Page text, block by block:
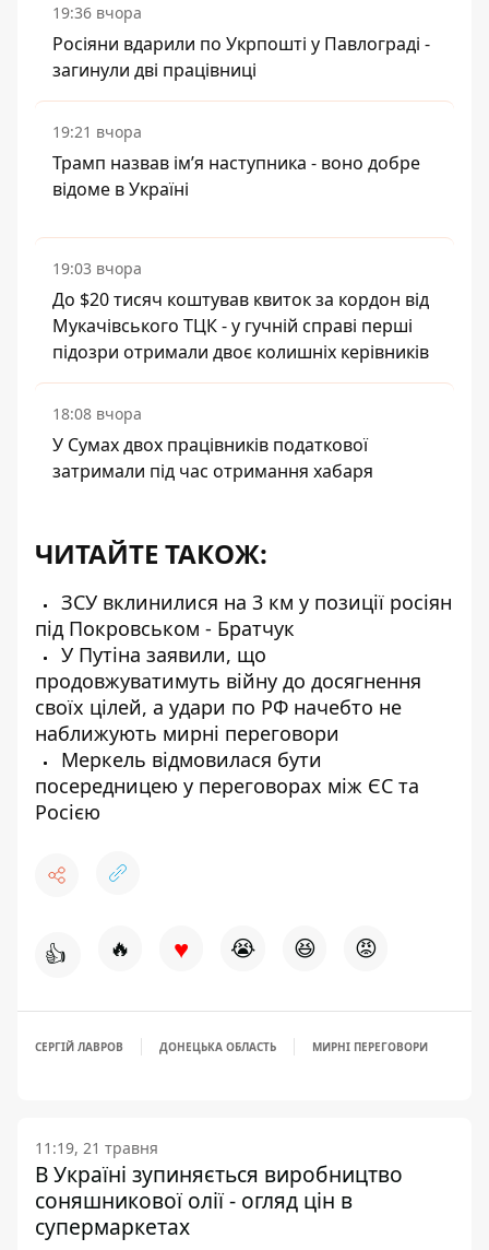
19:36 вчора
Росіяни вдарили по Укрпошті у Павлограді -
загинули дві працівниці
19:21 вчора
Трамп назвав імʼя наступника - воно добре
відоме в Україні
19:03 вчора
До $20 тисяч коштував квиток за кордон від
Мукачівського ТЦК - у гучній справі перші
підозри отримали двоє колишніх керівників
18:08 вчора
У Сумах двох працівників податкової
затримали під час отримання хабаря
ЧИТАЙТЕ ТАКОЖ:
ЗСУ вклинилися на 3 км у позиції росіян
під Покровськом - Братчук
У Путіна заявили, що
продовжуватимуть війну до досягнення
своїх цілей, а удари по РФ начебто не
наближують мирні переговори
Меркель відмовилася бути
посередницею у переговорах між ЄС та
Росією
👍 🔥 ♥ 😭 😆 😡
СЕРГІЙ ЛАВРОВ ДОНЕЦЬКА ОБЛАСТЬ МИРНІ ПЕРЕГОВОРИ
11:19, 21 травня
В Україні зупиняється виробництво
соняшникової олії - огляд цін в
супермаркетах